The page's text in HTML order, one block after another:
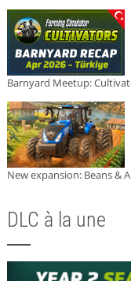
Barnyard Meetup:
New expansion: Beans &
DLC à la une